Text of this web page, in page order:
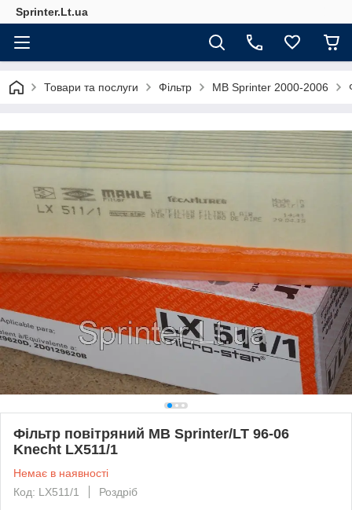
Sprinter.Lt.ua
Товари та послуги Фільтр MB Sprinter 2000-2006
Фільтр повітряний MB Sprinter/LT 96-06
Knecht LX511/1
Немає в наявності
Код: LX511/1
Роздріб